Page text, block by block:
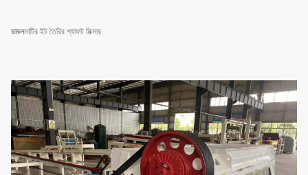
ডাবলমাটির ইট তৈরির শ্যাফট মিক্সার